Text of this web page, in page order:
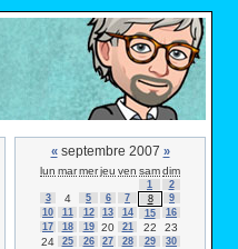
«septembre 2007 »
lun marmerjeu ven samdim
1
2
3
4 5 6 7 8
9
10
11 12 13 14 15
16
17
18 19 20 21 22
23
24
25 26 27 28 29 30